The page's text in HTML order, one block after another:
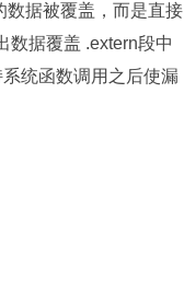
数据被覆盖，而是直接
数据覆盖 .extern段中
统函数调用之后使漏